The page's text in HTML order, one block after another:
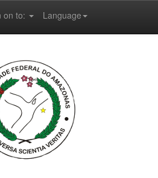
Language
on to: